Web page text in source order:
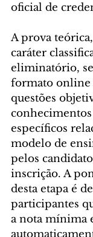
oficial de
A prova
caráter
eliminatório,
formato online
questões
conhecimentos
específicos
modelo de
pelos
inscrição. A
desta etapa é
participantes
a nota mínima